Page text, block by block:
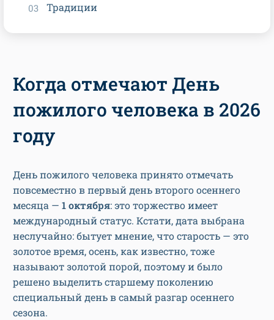
Когда отмечают День
пожилого человека в 2026
году
День пожилого человека принято отмечать
повсеместно в первый день второго осеннего
месяца — 1 октября: это торжество имеет
международный статус. Кстати, дата выбрана
неслучайно: бытует мнение, что старость — это
золотое время, осень, как известно, тоже
называют золотой порой, поэтому и было
решено выделить старшему поколению
специальный день в самый разгар осеннего
сезона.
Традиции